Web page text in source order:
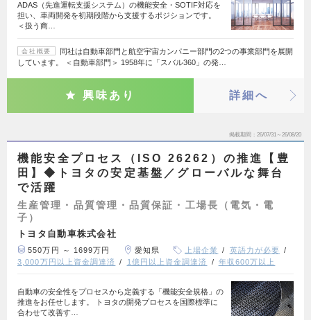
ADAS（先進運転支援システム）の機能安全・SOTIF対応を
担い、車両開発を初期段階から支援するポジションです。
＜扱う商…
会社概要
同社は自動車部門と航空宇宙カンパニー部門の2つの事業部門を展開
しています。 ＜自動車部門＞ 1958年に「スバル360」の発…
興味あり 詳細へ
掲載期間 26/07/31～26/08/20
機能安全プロセス（ISO 26262）の推進【豊
田】◆トヨタの安定基盤／グローバルな舞台
で活躍
生産管理・品質管理・品質保証・工場長（電気・電
子）
トヨタ自動車株式会社
550万円 ～ 1699万円 愛知県 上場企業
英語力が必要
3,000万円以上資金調達済
1億円以上資金調達済 年収600万以上
自動車の安全性をプロセスから定義する「機能安全規格」の
推進をお任せします。 トヨタの開発プロセスを国際標準に
合わせて改善す…